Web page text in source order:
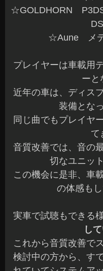
☆GOLDHORN
☆Aune メデ
プレイヤーは車載用
ーと
近年の車は、ディス
装備とな
同じ曲でもプレイヤ
て
音質改善では、音の
切なユニッ
この機会に是非、車
の体感も
実車で試聴もできる
し
これから音質改善で
検討中の方から、す